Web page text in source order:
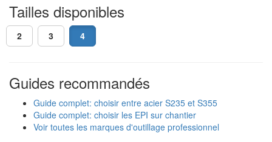
Tailles disponibles
2 3 4
Guides recommandés
Guide complet: choisir entre acier S235 et S355
Guide complet: choisir les EPI sur chantier
Voir toutes les marques d'outillage professionnel